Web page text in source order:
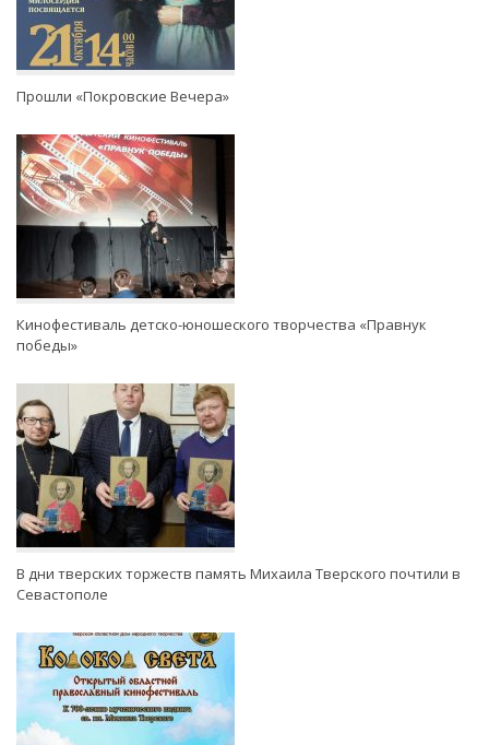
Прошли «Покровские Вечера»
Кинофестиваль детско-юношеского творчества «Правнук
победы»
В дни тверских торжеств память Михаила Тверского почтили в
Севастополе